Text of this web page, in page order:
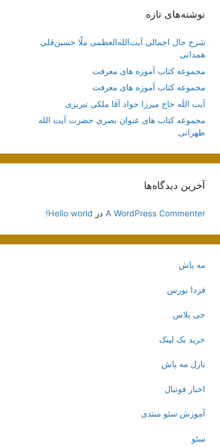
نوشته‌های تازه
شرح حال اجمالی آیت‌الله‌العظمی ملّا حسین‌قلی
همدانی
مجموعه کتاب آموزه های معرفت
مجموعه کتاب آموزه های معرفت
آیت اللَه حاج میرزا جواد آقا ملکی تبریزی
مجموعه کتاب های عنوان بصری حضرت آیت الله
طهرانی
آخرین دیدگاه‌ها
A WordPress Commenter در Hello world!
مه پاش
فردا بورس
جی پلاس
خرید بک لینک
نازل مه پاش
اخبار فوتبال
آموزش سئو مبتدی
سئو